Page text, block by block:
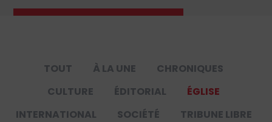
TOUT À LA UNE
CHRONIQUES
CULTURE
ÉDITORIAL
ÉGLISE
INTERNATIONAL
SOCIÉTÉ TRIBUNE LIBRE